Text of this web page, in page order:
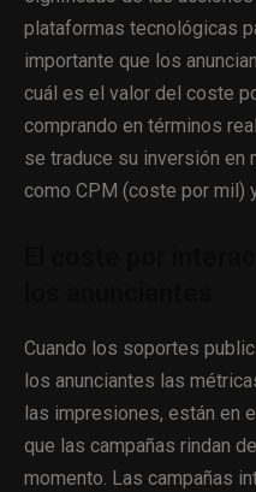
plataformas tecnológicas
importante que los
cuál es el valor del coste
comprando en términos
se traduce su inversión en
como CPM (coste por mil)
Cuando los soportes
los anunciantes las
las impresiones, están en
que las campañas rindan
momento. Las campañas